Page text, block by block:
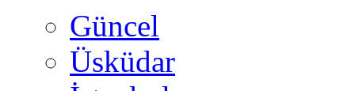
Güncel
Üsküdar